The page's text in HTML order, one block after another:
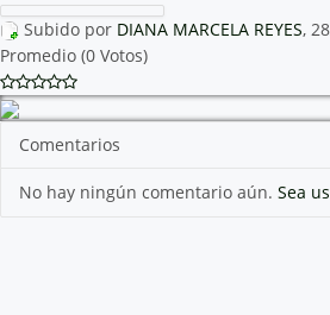
Subido por DIANA MARCELA REYES,
Promedio (0 Votos)
Comentarios
No hay ningún comentario aún. Sea